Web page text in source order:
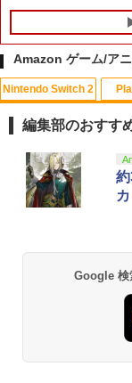
1
1
1
Amazon ゲーム/ア
Nintendo Switch 2
1
1
1
1
編集部のおすす
Google 検